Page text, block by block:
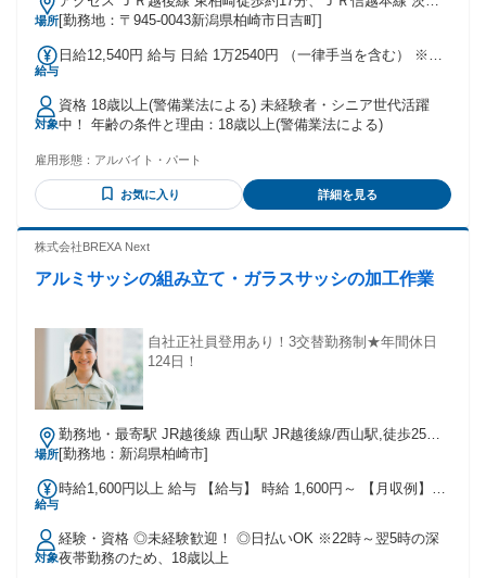
場所出入口2徒歩約23分、ＪＲ越後線 柏崎徒歩約28分 東柏崎駅よ
[勤務地：〒945-0043新潟県柏崎市日吉町]
給与
日給12,540円 給与 日給 1万2540円 （一律手当を含む） ※日
支給 ※燃料費支給（距離計算＋遠方手当有り） ※車両費支給
※入社祝い金は週５日以上勤務者のみ 交通費：交通費支給
対象
資格 18歳以上(警備業法による) 未経験者・シニア世代活躍
中！ 年齢の条件と理由：18歳以上(警備業法による)
雇用形態： アルバイト・パート
お気に入り 詳細を見る
株式会社BREXA Next
アルミサッシの組み立て・ガラスサッシの加工作業
自社正社員登用あり！3交替勤務制★年間休日
124日！
場所
勤務地・最寄駅 JR越後線 西山駅 JR越後線/西山駅,徒歩25分
※北陸自動車道西山ICから車で1分 ※最寄り停留所から徒歩で
[勤務地：新潟県柏崎市]
給与
時給1,600円以上 給与 【給与】 時給 1,600円～ 【月収例】
【交通費】 ※月3万円まで支給
対象
経験・資格 ◎未経験歓迎！ ◎日払いOK ※22時～翌5時の深
夜帯勤務のため、18歳以上